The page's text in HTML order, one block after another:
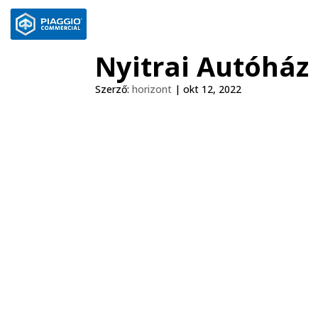
Nyitrai Autóház
Szerző:horizont |okt 12, 2022